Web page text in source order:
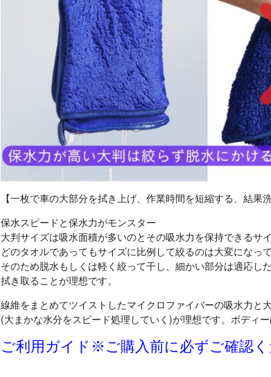
【一枚で車の大部分を拭き上げ、作業時間を短縮する、結果
保水スピードと保水力がモンスター
大判サイズは吸水面積が多いのとその吸水力を保持できるサ
どのタオルであってもサイズに比例して絞るのは大変になって
そのため脱水もしくは軽く絞って干し、細かい部分は適応し
拭き取ることが理想です。
線維をまとめてツイストしたマイクロファイバーの吸水力
(大まかな水分をスピード処理していく)が理想です。ボディ
ご利用ガイド※ご購入前に必ずご確認く